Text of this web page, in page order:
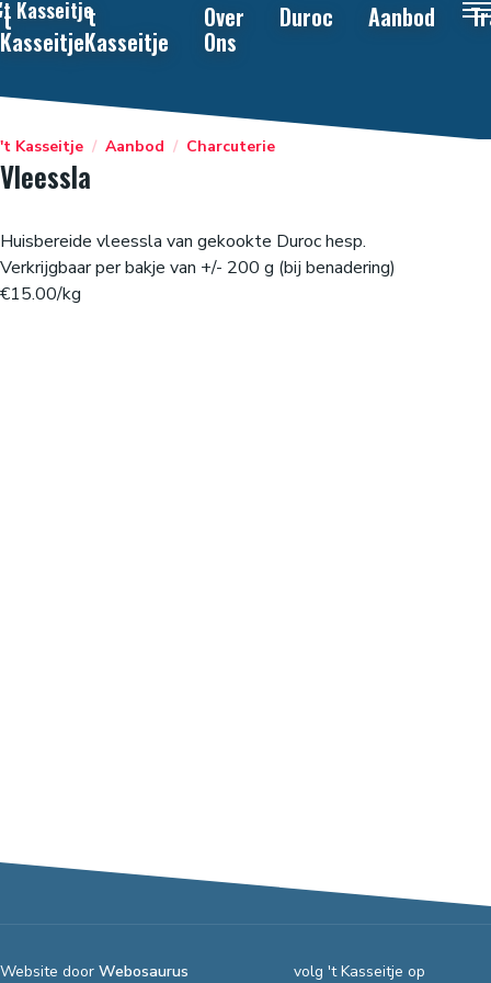
't Kasseitje
't
Kasseitje
't
Kasseitje
Over
Ons
Duroc Aanbod
't Kasseitje / Aanbod / Charcuterie
Vleessla
Huisbereide vleessla van gekookte Duroc hesp.
Verkrijgbaar per bakje van +/- 200 g (bij benadering)
€15.00/kg
volg 't Kasseitje op
Website door Webosaurus